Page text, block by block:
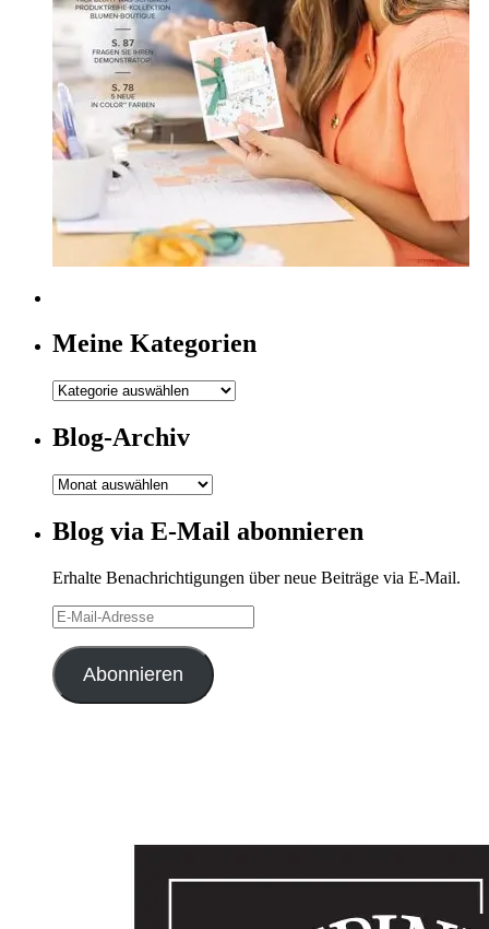
Meine Kategorien
Meine
Blog-Archiv
Blog-
Blog via E-Mail abonnieren
Erhalte Benachrichtigungen über neue Beiträge via E-Mail.
E-
Mail-
Adresse
Abonnieren